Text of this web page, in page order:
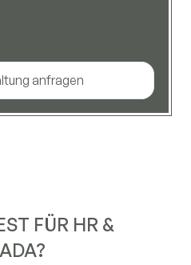
anfragen
FÜR HR &